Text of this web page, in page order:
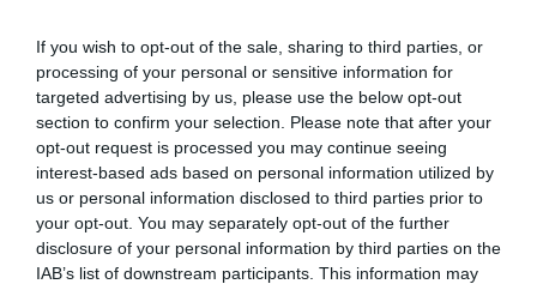
If you wish to opt-out of the sale, sharing to third parties, or
processing of your personal or sensitive information for
targeted advertising by us, please use the below opt-out
section to confirm your selection. Please note that after your
opt-out request is processed you may continue seeing
interest-based ads based on personal information utilized by
us or personal information disclosed to third parties prior to
your opt-out. You may separately opt-out of the further
disclosure of your personal information by third parties on the
IAB’s list of downstream participants. This information may
Farnborough : Tim Clark étrille
Boeing et les motoristes sur les
retards du 777‑9
Salon de Farnborough 2026 : moins
de nouvelles commandes, plus de
production